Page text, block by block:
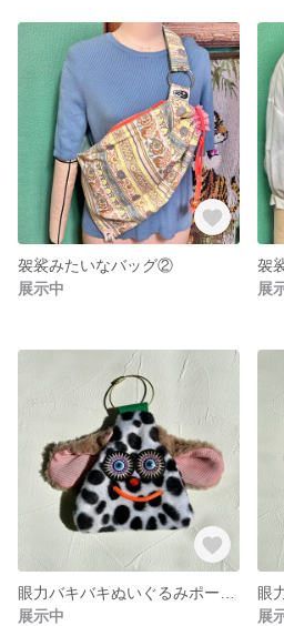
袈裟みたいなバッグ②
展示中
袈
展
展示中
展